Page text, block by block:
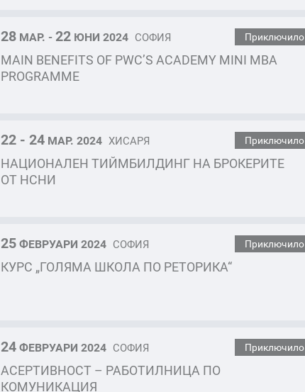
Приключило
28 МАР. - 22 ЮНИ 2024 СОФИЯ
MAIN BENEFITS OF PWC’S ACADEMY MINI MBA
PROGRAMME
Приключило
22 - 24 МАР. 2024 ХИСАРЯ
НАЦИОНАЛЕН ТИЙМБИЛДИНГ НА БРОКЕРИТЕ
ОТ НСНИ
Приключило
25ФЕВРУАРИ 2024 СОФИЯ
КУРС „ГОЛЯМА ШКОЛА ПО РЕТОРИКА“
Приключило
24ФЕВРУАРИ 2024 СОФИЯ
АСЕРТИВНОСТ – РАБОТИЛНИЦА ПО
КОМУНИКАЦИЯ